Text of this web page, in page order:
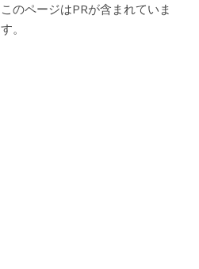
このページはPRが含まれていま
す。